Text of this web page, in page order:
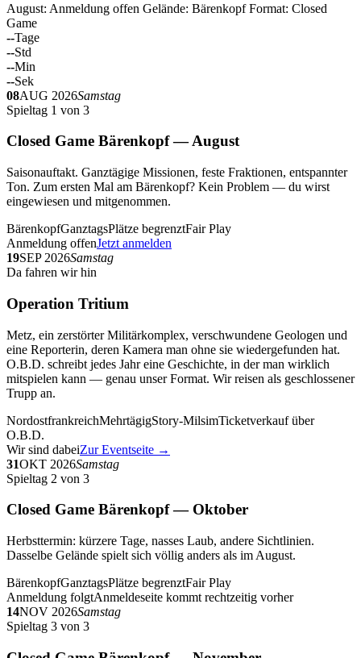
August: Anmeldung offen Gelände: Bärenkopf Format: Closed
Game
--Tage
--Std
--Min
--Sek
08AUG 2026Samstag
Spieltag 1 von 3
Closed Game Bärenkopf — August
Saisonauftakt. Ganztägige Missionen, feste Fraktionen, entspannter
Ton. Zum ersten Mal am Bärenkopf? Kein Problem — du wirst
eingewiesen und mitgenommen.
BärenkopfGanztagsPlätze begrenztFair Play
Anmeldung offenJetzt anmelden
19SEP 2026Samstag
Da fahren wir hin
Operation Tritium
Metz, ein zerstörter Militärkomplex, verschwundene Geologen und
eine Reporterin, deren Kamera man ohne sie wiedergefunden hat.
O.B.D. schreibt jedes Jahr eine Geschichte, in der man wirklich
mitspielen kann — genau unser Format. Wir reisen als geschlossener
Trupp an.
NordostfrankreichMehrtägigStory-MilsimTicketverkauf über
O.B.D.
Wir sind dabeiZur Eventseite →
31OKT 2026Samstag
Spieltag 2 von 3
Closed Game Bärenkopf — Oktober
Herbsttermin: kürzere Tage, nasses Laub, andere Sichtlinien.
Dasselbe Gelände spielt sich völlig anders als im August.
BärenkopfGanztagsPlätze begrenztFair Play
Anmeldung folgtAnmeldeseite kommt rechtzeitig vorher
14NOV 2026Samstag
Spieltag 3 von 3